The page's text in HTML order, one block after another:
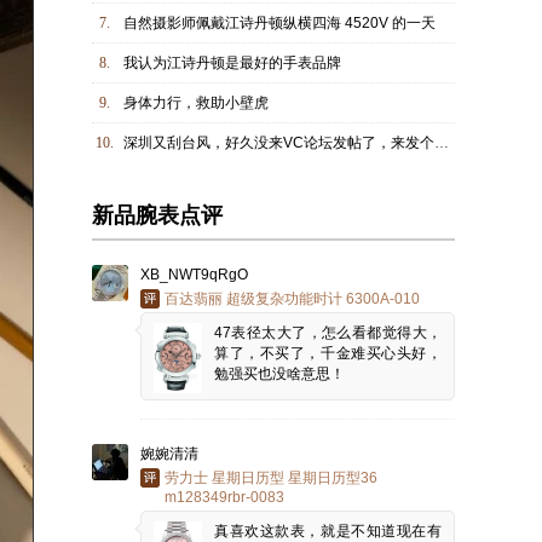
7. 自然摄影师佩戴江诗丹顿纵横四海 4520V 的一天
8. 我认为江诗丹顿是最好的手表品牌
9. 身体力行，救助小壁虎
10. 深圳又刮台风，好久没来VC论坛发帖了，来发个兄弟照吧
新品腕表点评
XB_NWT9qRgO
百达翡丽 超级复杂功能时计 6300A-010
47表径太大了，怎么看都觉得大，
算了，不买了，千金难买心头好，
勉强买也没啥意思！
婉婉清清
劳力士 星期日历型 星期日历型36
m128349rbr-0083
真喜欢这款表，就是不知道现在有